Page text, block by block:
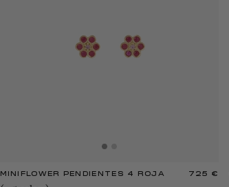
MINIFLOWER PENDIENTES 4 ROJA 725 €